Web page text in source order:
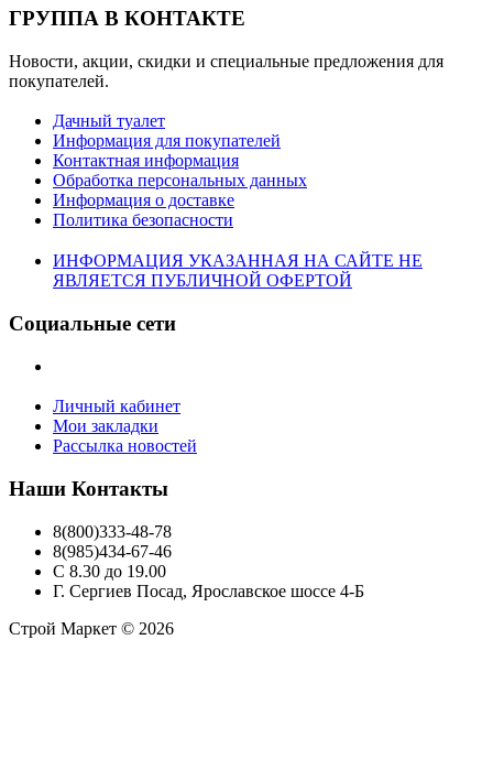
ГРУППА В КОНТАКТЕ
Новости, акции, скидки и специальные предложения для
покупателей.
Дачный туалет
Информация для покупателей
Контактная информация
Обработка персональных данных
Информация о доставке
Политика безопасности
ИНФОРМАЦИЯ УКАЗАННАЯ НА САЙТЕ НЕ
ЯВЛЯЕТСЯ ПУБЛИЧНОЙ ОФЕРТОЙ
Социальные сети
Личный кабинет
Мои закладки
Рассылка новостей
Наши Контакты
8(800)333-48-78
8(985)434-67-46
С 8.30 до 19.00
Г. Сергиев Посад, Ярославское шоссе 4-Б
Строй Маркет © 2026